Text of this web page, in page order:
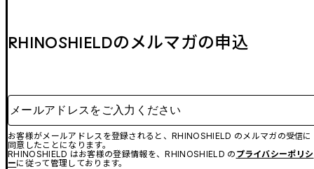
RHINOSHIELDのメルマガの申込
メールアドレスをご入力ください
お客様がメールアドレスを登録されると、RHINOSHIELD のメルマガの受信に
同意したことになります。
RHINOSHIELD はお客様の登録情報を、RHINOSHIELD の プライバシーポリシ
ーに従って管理しております。